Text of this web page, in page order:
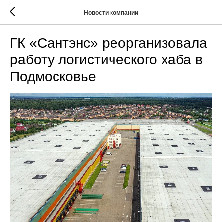
Новости компании
ГК «Сантэнс» реорганизовала
работу логистического хаба в
Подмосковье